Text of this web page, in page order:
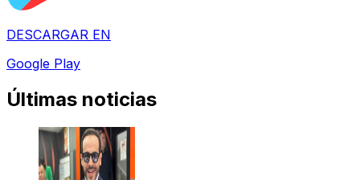
DESCARGAR EN
Google Play
Últimas noticias